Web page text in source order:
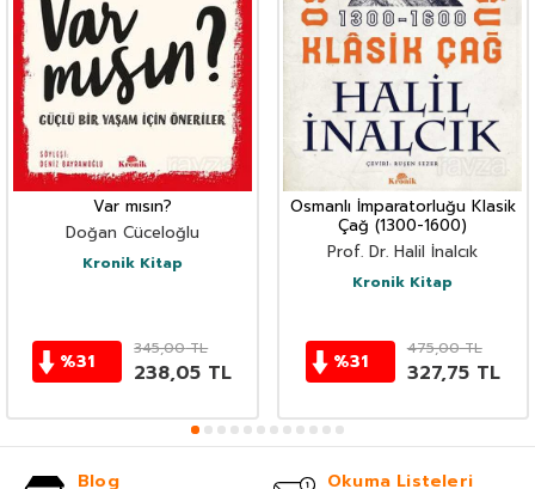
Var mısın?
Doğan Cüceloğlu
Kronik Kitap
%31
345,00TL
238,05 TL
Osmanlı İmparatorluğu Klasik
Çağ (1300-1600)
Prof. Dr. Halil İnalcık
Kronik Kitap
%31
475,00TL
327,75TL
Blog Okuma Listeleri